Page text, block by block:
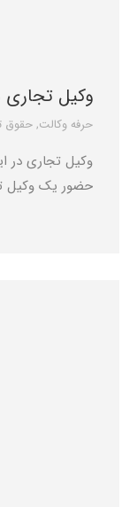
وکیل تجاری
حرفه وکالت,حقوق
وکیل تجاری در
حضور یک وکیل